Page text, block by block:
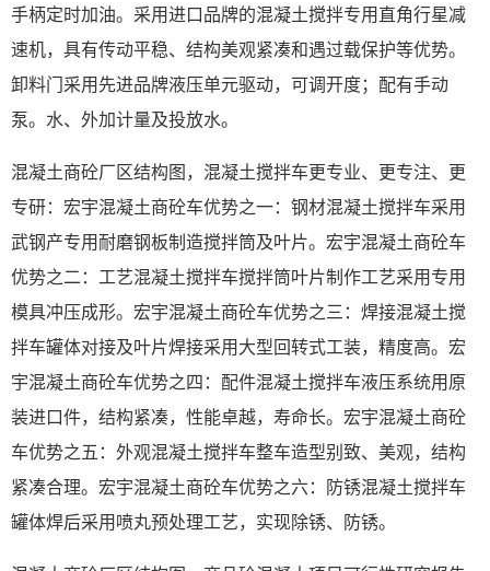
手柄定时加油。采用进口品牌的混凝土搅拌专用直角行星减
速机，具有传动平稳、结构美观紧凑和遇过载保护等优势。
卸料门采用先进品牌液压单元驱动，可调开度；配有手动
泵。水、外加计量及投放水。
混凝土商砼厂区结构图，混凝土搅拌车更专业、更专注、更
专研：宏宇混凝土商砼车优势之一：钢材混凝土搅拌车采用
武钢产专用耐磨钢板制造搅拌筒及叶片。宏宇混凝土商砼车
优势之二：工艺混凝土搅拌车搅拌筒叶片制作工艺采用专用
模具冲压成形。宏宇混凝土商砼车优势之三：焊接混凝土搅
拌车罐体对接及叶片焊接采用大型回转式工装，精度高。宏
宇混凝土商砼车优势之四：配件混凝土搅拌车液压系统用原
装进口件，结构紧凑，性能卓越，寿命长。宏宇混凝土商砼
车优势之五：外观混凝土搅拌车整车造型别致、美观，结构
紧凑合理。宏宇混凝土商砼车优势之六：防锈混凝土搅拌车
罐体焊后采用喷丸预处理工艺，实现除锈、防锈。